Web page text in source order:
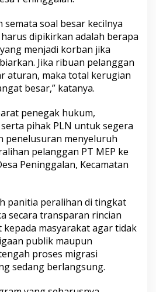
semata soal besar kecilnya
dipikirkan adalah berapa
menjadi korban jika
Jika ribuan pelanggan
aturan, maka total kerugian
besar,” katanya.
penegak hukum,
pihak PLN untuk segera
penelusuran menyeluruh
pelanggan PT MEP ke
Peninggalan, Kecamatan
panitia peralihan di tingkat
secara transparan rincian
masyarakat agar tidak
publik maupun
proses migrasi
sedang berlangsung.